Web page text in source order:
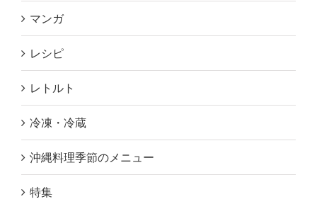
マンガ
レシピ
レトルト
冷凍・冷蔵
沖縄料理季節のメニュー
特集